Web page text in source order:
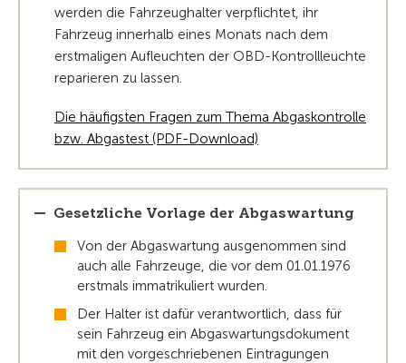
werden die Fahrzeughalter verpflichtet, ihr
Fahrzeug innerhalb eines Monats nach dem
erstmaligen Aufleuchten der OBD-Kontrollleuchte
reparieren zu lassen.
Die häufigsten Fragen zum Thema Abgaskontrolle
bzw. Abgastest (PDF-Download)
Gesetzliche Vorlage der Abgaswartung
Von der Abgaswartung ausgenommen sind
auch alle Fahrzeuge, die vor dem 01.01.1976
erstmals immatrikuliert wurden.
Der Halter ist dafür verantwortlich, dass für
sein Fahrzeug ein Abgaswartungsdokument
mit den vorgeschriebenen Eintragungen